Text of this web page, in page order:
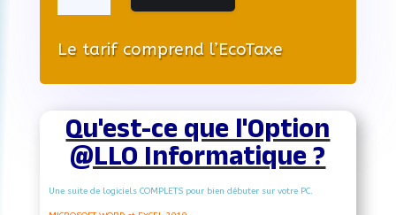
Clavier/Souris
Fil
MK470
Le tarif comprend l’EcoTaxe
Qu'est-ce que l'Option
@LLO Informatique ?
Une suite de logiciels COMPLETS pour bien débuter sur votre PC.